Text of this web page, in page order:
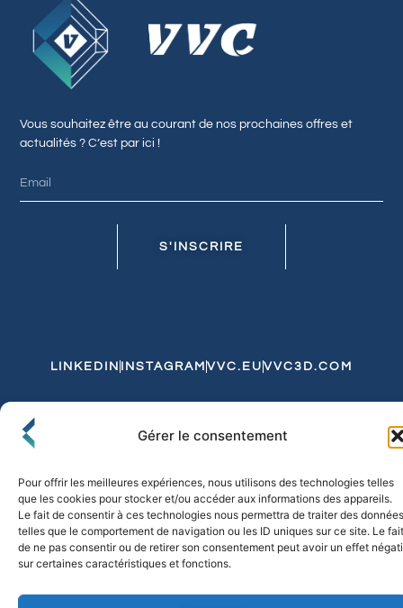
Gérer le consentement
Pour offrir les meilleures expériences, nous utilisons des technologies telles
que les cookies pour stocker et/ou accéder aux informations des appareils.
Le fait de consentir à ces technologies nous permettra de traiter des données
telles que le comportement de navigation ou les ID uniques sur ce site. Le fait
de ne pas consentir ou de retirer son consentement peut avoir un effet
sur certaines caractéristiques et fonctions.
Vous souhaitez être au courant de nos prochaines offres et
actualités ? C’est par ici !
S'INSCRIRE
LINKEDIN INSTAGRAM VVC.EU VVC3D.COM
Politique de Confidentialité et de CookiesExpédition et Livraison
© 2026 FLO & CO. All Rights Reserved